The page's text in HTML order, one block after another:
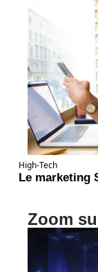
High-Tech
Le marketing
Zoom